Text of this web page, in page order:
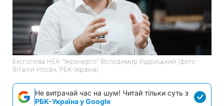
Ексголова НЕК "Укренерго" Володимир Кудрицький (фото:
Віталій Носач, РБК-Україна)
Не витрачай час на шум! Читай тільки суть з
РБК-Україна у Google